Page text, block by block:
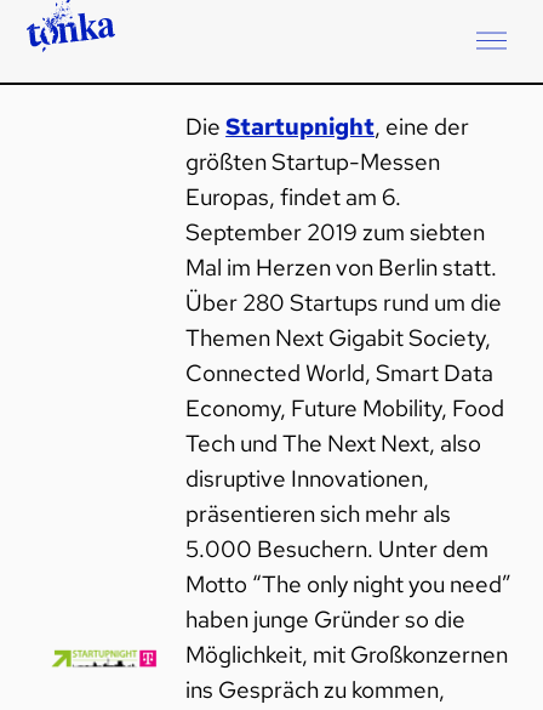
DieStartupnight, eine der
größten Startup-Messen
Europas, findet am 6.
September 2019 zum siebten
Mal im Herzen von Berlin statt.
Über 280 Startups rund um die
Themen Next Gigabit Society,
Connected World, Smart Data
Economy, Future Mobility, Food
Tech und The Next Next, also
disruptive Innovationen,
präsentieren sich mehr als
5.000 Besuchern. Unter dem
Motto “The only night you need”
haben junge Gründer so die
Möglichkeit, mit Großkonzernen
ins Gespräch zu kommen,